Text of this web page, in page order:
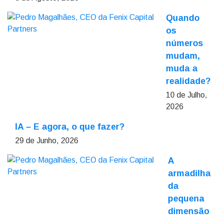
Quando
os
números
mudam,
muda a
realidade?
10 de Julho,
2026
IA – E agora, o que fazer?
29 de Junho, 2026
A
armadilha
da
pequena
dimensão